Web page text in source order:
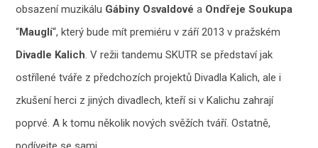
obsazení muzikálu Gábiny Osvaldovéa Ondřeje Soukupa
“Mauglí“, který bude mít premiéru v září 2013 v pražském
Divadle Kalich. V režii tandemu SKUTR se představí jak
ostřílené tváře z předchozích projektů Divadla Kalich, ale i
zkušení herci z jiných divadlech, kteří si v Kalichu zahrají
poprvé. A k tomu několik nových svěžích tváří. Ostatně,